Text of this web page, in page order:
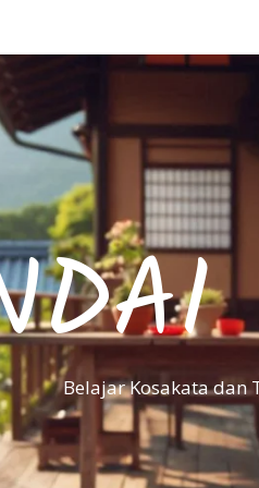
Belajar Kosakata dan